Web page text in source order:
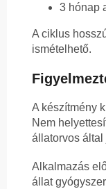
3 hónap
A ciklus
ismételhető.
A készítmény
Nem
állatorvos által
Alkalmazás
állat